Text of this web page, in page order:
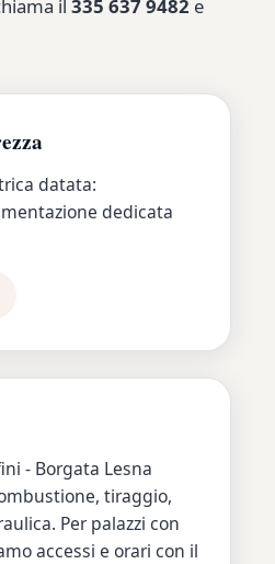
il 335 637 9482 e
datata:
dedicata
- Borgata Lesna
tiraggio,
Per palazzi con
accessi e orari con il